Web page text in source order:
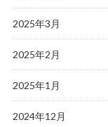
2025年3月
2025年2月
2025年1月
2024年12月